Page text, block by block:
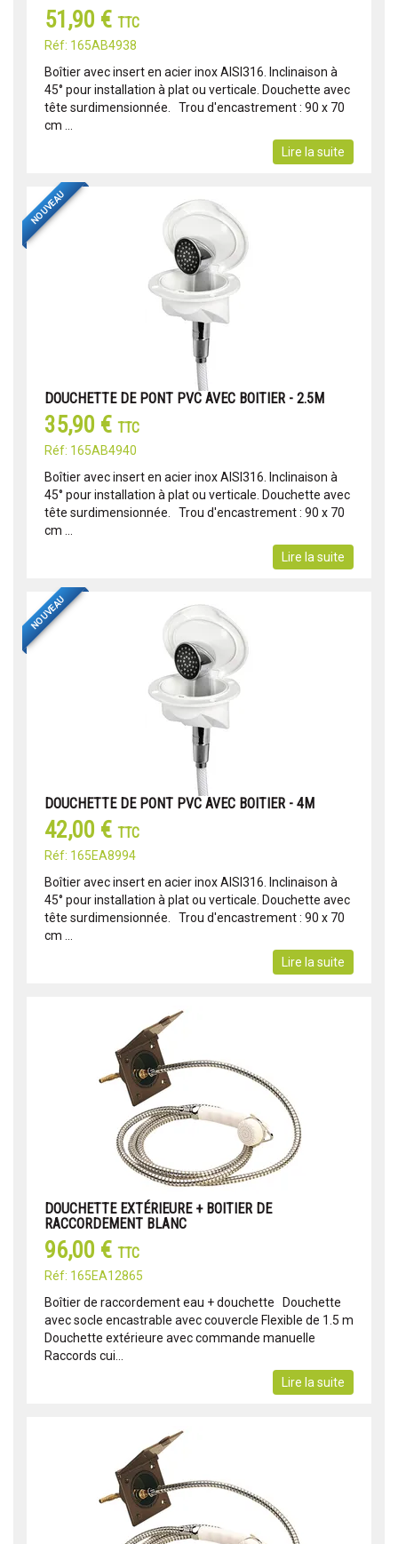
51,90 € TTC
Réf: 165AB4938
Boîtier avec insert en acier inox AISI316. Inclinaison à
45° pour installation à plat ou verticale. Douchette avec
tête surdimensionnée. Trou d'encastrement : 90 x 70
cm ...
Lire la suite
NOUVEAU
DOUCHETTE DE PONT PVC AVEC BOITIER - 2.5M
35,90 € TTC
Réf: 165AB4940
Boîtier avec insert en acier inox AISI316. Inclinaison à
45° pour installation à plat ou verticale. Douchette avec
tête surdimensionnée. Trou d'encastrement : 90 x 70
cm ...
Lire la suite
NOUVEAU
DOUCHETTE DE PONT PVC AVEC BOITIER - 4M
42,00 € TTC
Réf: 165EA8994
Boîtier avec insert en acier inox AISI316. Inclinaison à
45° pour installation à plat ou verticale. Douchette avec
tête surdimensionnée. Trou d'encastrement : 90 x 70
cm ...
Lire la suite
DOUCHETTE EXTÉRIEURE + BOITIER DE
RACCORDEMENT BLANC
96,00 € TTC
Réf: 165EA12865
Boîtier de raccordement eau + douchette Douchette
avec socle encastrable avec couvercle Flexible de 1.5 m
Douchette extérieure avec commande manuelle
Raccords cui...
Lire la suite